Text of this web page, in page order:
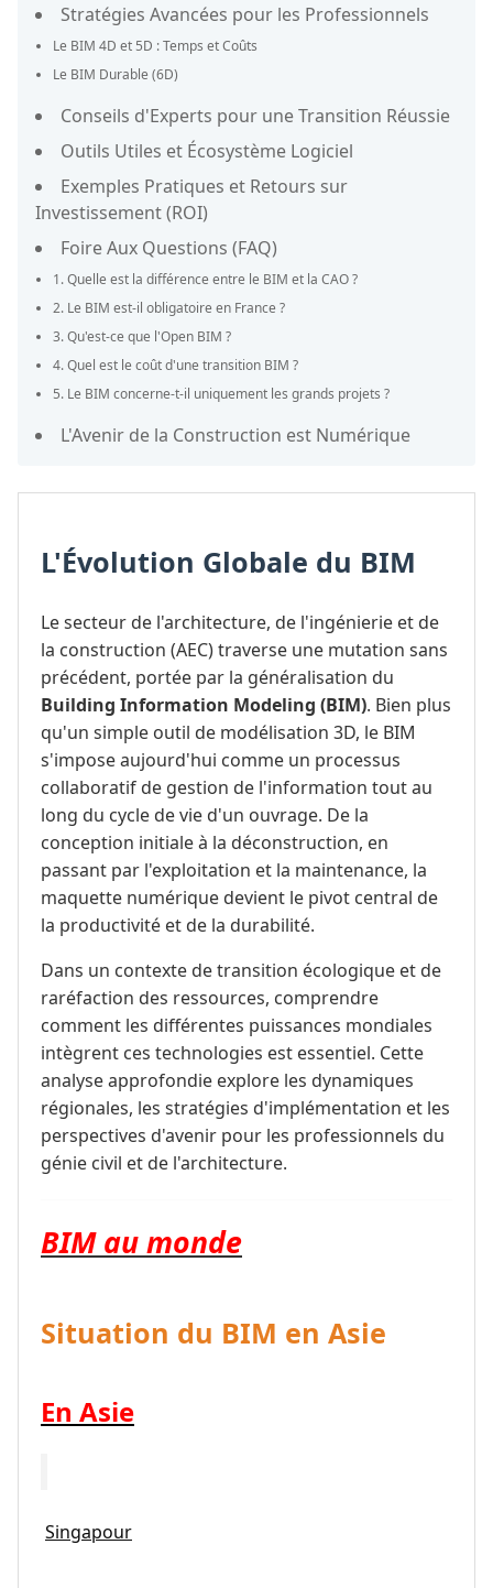
Stratégies Avancées pour les Professionnels
Le BIM 4D et 5D : Temps et Coûts
Le BIM Durable (6D)
Conseils d'Experts pour une Transition Réussie
Outils Utiles et Écosystème Logiciel
Exemples Pratiques et Retours sur
Investissement (ROI)
Foire Aux Questions (FAQ)
1. Quelle est la différence entre le BIM et la CAO ?
2. Le BIM est-il obligatoire en France ?
3. Qu'est-ce que l'Open BIM ?
4. Quel est le coût d'une transition BIM ?
5. Le BIM concerne-t-il uniquement les grands projets ?
L'Avenir de la Construction est Numérique
L'Évolution Globale du BIM
Le secteur de l'architecture, de l'ingénierie et de
la construction (AEC) traverse une mutation sans
précédent, portée par la généralisation du
Building Information Modeling (BIM). Bien plus
qu'un simple outil de modélisation 3D, le BIM
s'impose aujourd'hui comme un processus
collaboratif de gestion de l'information tout au
long du cycle de vie d'un ouvrage. De la
conception initiale à la déconstruction, en
passant par l'exploitation et la maintenance, la
maquette numérique devient le pivot central de
la productivité et de la durabilité.
Dans un contexte de transition écologique et de
raréfaction des ressources, comprendre
comment les différentes puissances mondiales
intègrent ces technologies est essentiel. Cette
analyse approfondie explore les dynamiques
régionales, les stratégies d'implémentation et les
perspectives d'avenir pour les professionnels du
génie civil et de l'architecture.
BIM au monde
Situation du BIM en Asie
En Asie
Singapour